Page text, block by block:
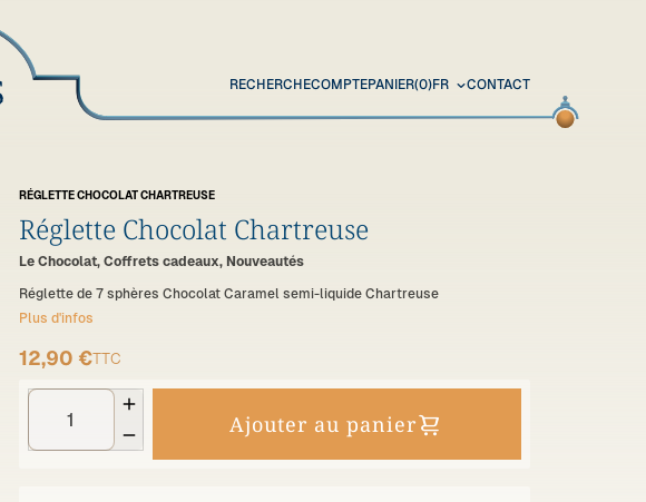
RECHERCHECOMPTEPANIER(0)FR CONTACT
RÉGLETTE CHOCOLAT CHARTREUSE
Réglette Chocolat Chartreuse
Le Chocolat, Coffrets cadeaux, Nouveautés
Réglette de 7 sphères Chocolat Caramel semi-liquide Chartreuse
Plus d'infos
12,90 €TTC


Ajouter au panier